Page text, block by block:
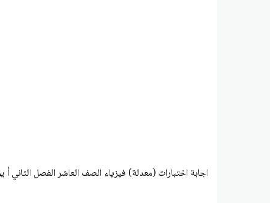
اجابة اختبارات (معدلة) فيزياء الصف العاشر الفصل